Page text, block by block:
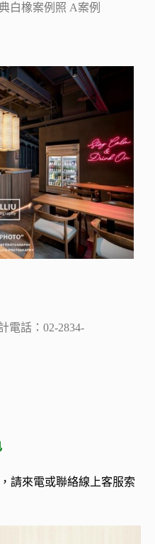
白橡案例照 A案例
電話：02-2834-
請來電或聯絡線上客服索